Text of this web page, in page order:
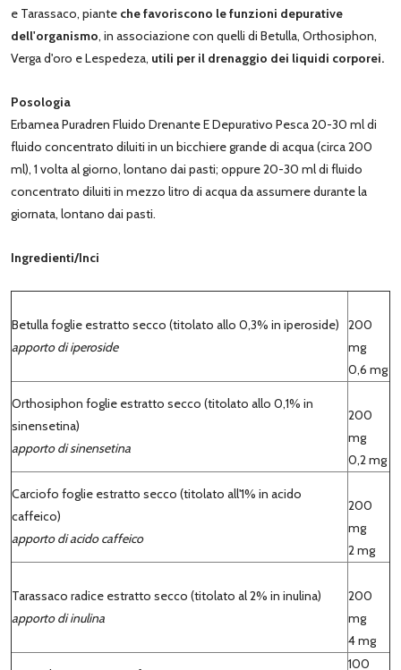
e Tarassaco, piante che favoriscono le funzioni depurative
dell'organismo, in associazione con quelli di Betulla, Orthosiphon,
Verga d'oro e Lespedeza, utili per il drenaggio dei liquidi corporei.
Posologia
Erbamea Puradren Fluido Drenante E Depurativo Pesca 20-30 ml di
fluido concentrato diluiti in un bicchiere grande di acqua (circa 200
ml), 1 volta al giorno, lontano dai pasti; oppure 20-30 ml di fluido
concentrato diluiti in mezzo litro di acqua da assumere durante la
giornata, lontano dai pasti.
Ingredienti/Inci
Betulla foglie estratto secco (titolato allo 0,3% in iperoside)
apporto di iperoside
200
mg
0,6 mg
Orthosiphon foglie estratto secco (titolato allo 0,1% in
sinensetina)
apporto di sinensetina
200
mg
0,2 mg
Carciofo foglie estratto secco (titolato all'1% in acido
caffeico)
apporto di acido caffeico
200
mg
2 mg
Tarassaco radice estratto secco (titolato al 2% in inulina)
apporto di inulina
200
mg
4 mg
100